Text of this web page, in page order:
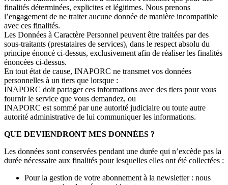
finalités déterminées, explicites et légitimes. Nous prenons
l’engagement de ne traiter aucune donnée de manière incompatible
avec ces finalités.
Les Données à Caractère Personnel peuvent être traitées par des
sous-traitants (prestataires de services), dans le respect absolu du
principe énoncé ci-dessus, exclusivement afin de réaliser les finalités
énoncées ci-dessus.
En tout état de cause, INAPORC ne transmet vos données
personnelles à un tiers que lorsque :
INAPORC doit partager ces informations avec des tiers pour vous
fournir le service que vous demandez, ou
INAPORC est sommé par une autorité judiciaire ou toute autre
autorité administrative de lui communiquer les informations.
QUE DEVIENDRONT MES DONNÉES ?
Les données sont conservées pendant une durée qui n’excède pas la
durée nécessaire aux finalités pour lesquelles elles ont été collectées :
Pour la gestion de votre abonnement à la newsletter : nous